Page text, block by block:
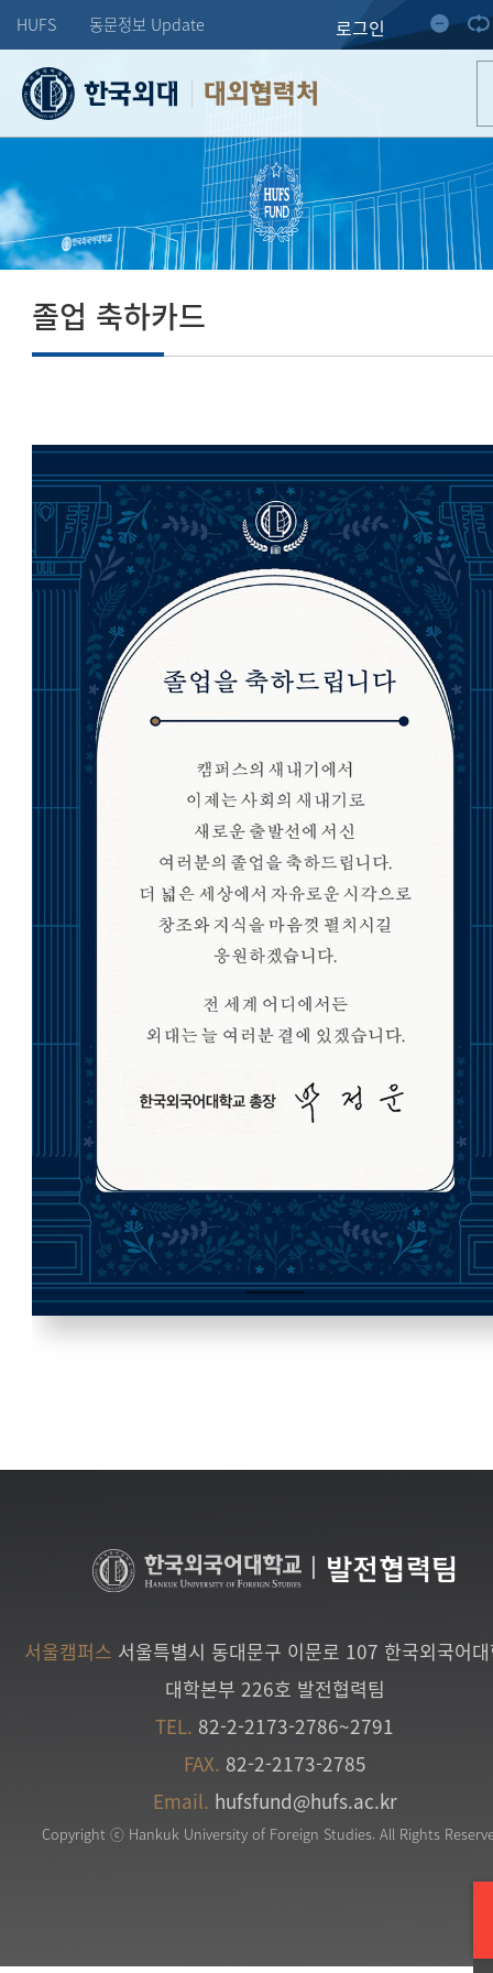
HUFS 동문정보 Update 로그인
대외협력처
졸업 축하카드
발전협력팀
서울캠퍼스 서울특별시 동대문구 이문로 107 한국외국어
대학본부 226호 발전협력팀
TEL. 82-2-2173-2786~2791
FAX. 82-2-2173-2785
Email. hufsfund@hufs.ac.kr
Copyright ⓒ Hankuk University of Foreign Studies. All Rights